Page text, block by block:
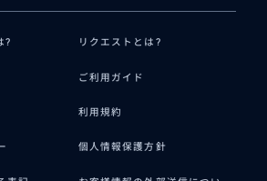
? リクエストとは?
ご利用ガイド
利用規約
個人情報保護方針